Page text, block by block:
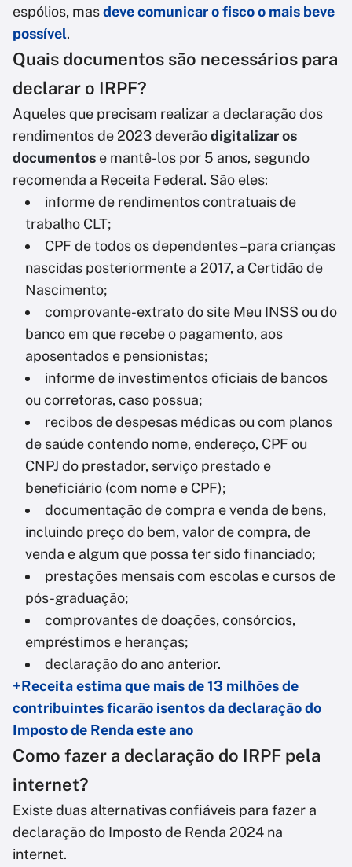
espólios, masdeve comunicar o fisco o mais beve
possível.
Quais documentos são necessários para
declarar o IRPF?
Aqueles que precisam realizar a declaração dos
rendimentos de 2023 deverãodigitalizar os
documentos e mantê-los por 5 anos, segundo
recomenda a Receita Federal. São eles:
informe de rendimentos contratuais de
trabalho CLT;
CPF de todos os dependentes –para crianças
nascidas posteriormente a 2017, a Certidão de
Nascimento;
comprovante-extrato do site Meu INSS ou do
banco em que recebe o pagamento, aos
aposentados e pensionistas;
informe de investimentos oficiais de bancos
ou corretoras, caso possua;
recibos de despesas médicas ou com planos
de saúde contendo nome, endereço, CPF ou
CNPJ do prestador, serviço prestado e
beneficiário (com nome e CPF);
documentação de compra e venda de bens,
incluindo preço do bem, valor de compra, de
venda e algum que possa ter sido financiado;
prestações mensais com escolas e cursos de
pós-graduação;
comprovantes de doações, consórcios,
empréstimos e heranças;
declaração do ano anterior.
+Receita estima que mais de 13 milhões de
contribuintes ficarão isentos da declaração do
Imposto de Renda este ano
Como fazer a declaração do IRPF pela
internet?
Existe duas alternativas confiáveis para fazer a
declaração do Imposto de Renda 2024 na
internet.